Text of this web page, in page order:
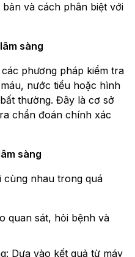
và cách phân biệt với
sàng
phương pháp kiểm tra
nước tiểu hoặc hình
thường. Đây là cơ sở
chẩn đoán chính xác
sàng
cùng nhau trong quá
quan sát, hỏi bệnh và
Dựa vào kết quả từ máy